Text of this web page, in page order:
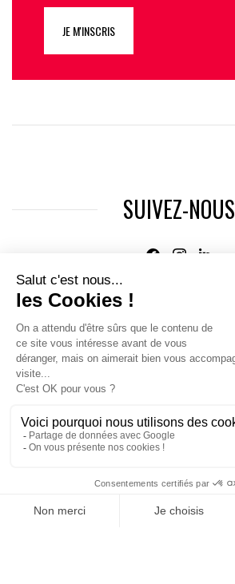
JE M'INSCRIS
SUIVEZ-NOUS
Agence web:Novius